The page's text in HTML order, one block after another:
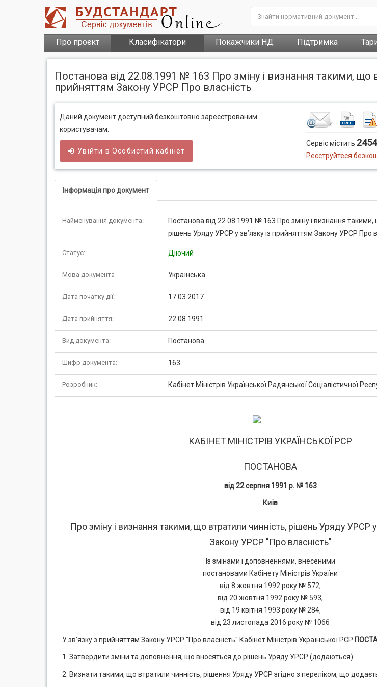
Про проєкт Класифікатори Покажчики НД Підтримка
Постанова від 22.08.1991 № 163 Про зміну і визнання такими, що
прийняттям Закону УРСР Про власність
Даний документ доступний безкоштовно зареєстрованим
користувачам.
Увійти вОсобистий кабінет
Сервіс містить
Реєструйтеся
Інформація про документ
Найменування документа:
Постанова від 22.08.1991 № 163 Про зміну і визнання такими,
рішень Уряду УРСР у зв’язку із прийняттям Закону УРСР Про
Статус: Діючий
Мова документа Українська
Дата початку дії: 17.03.2017
Дата прийняття: 22.08.1991
Вид документа: Постанова
Шифр документа: 163
Розробник: Кабінет Міністрів Української Радянської Соціалістичної
КАБІНЕТ МІНІСТРІВ УКРАЇНСЬКОЇ РСР
ПОСТАНОВА
від 22 серпня 1991 р. № 163
Київ
Про зміну і визнання такими, що втратили чинність, рішень Уряду УРСР
Закону УРСР "Про власність"
Із змінами і доповненнями, внесеними
постановами Кабінету Міністрів України
від 8 жовтня 1992 року № 572,
від 20 жовтня 1992 року № 593,
від 19 квітня 1993 року № 284,
від 23 листопада 2016 року № 1066
У зв'язку з прийняттям Закону УРСР "Про власність" Кабінет Міністрів Української РСР
1. Затвердити зміни та доповнення, що вносяться до рішень Уряду УРСР (додаються).
2. Визнати такими, що втратили чинність, рішення Уряду УРСР згідно з переліком, що